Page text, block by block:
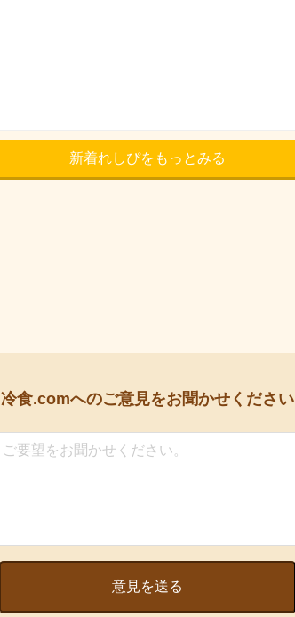
新着れしぴをもっとみる
冷食.comへのご意見をお聞かせください
意見を送る